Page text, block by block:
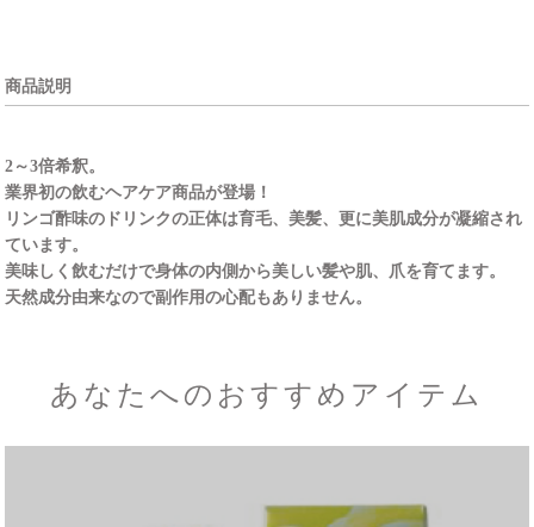
商品説明
2～3倍希釈。
業界初の飲むヘアケア商品が登場！
リンゴ酢味のドリンクの正体は育毛、美髪、更に美肌成分が凝縮され
ています。
美味しく飲むだけで身体の内側から美しい髪や肌、爪を育てます。
天然成分由来なので副作用の心配もありません。
あなたへのおすすめアイテム